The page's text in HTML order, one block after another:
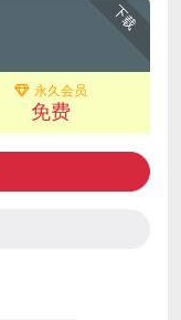
下载
永久会员
免费